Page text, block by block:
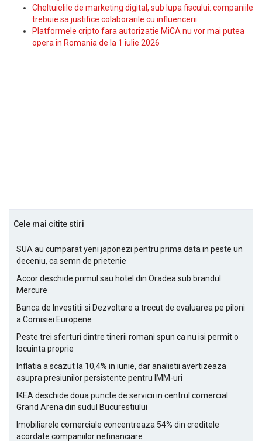
Cheltuielile de marketing digital, sub lupa fiscului: companiile
trebuie sa justifice colaborarile cu influencerii
Platformele cripto fara autorizatie MiCA nu vor mai putea
opera in Romania de la 1 iulie 2026
Cele mai citite stiri
SUA au cumparat yeni japonezi pentru prima data in peste un
deceniu, ca semn de prietenie
Accor deschide primul sau hotel din Oradea sub brandul
Mercure
Banca de Investitii si Dezvoltare a trecut de evaluarea pe piloni
a Comisiei Europene
Peste trei sferturi dintre tinerii romani spun ca nu isi permit o
locuinta proprie
Inflatia a scazut la 10,4% in iunie, dar analistii avertizeaza
asupra presiunilor persistente pentru IMM-uri
IKEA deschide doua puncte de servicii in centrul comercial
Grand Arena din sudul Bucurestiului
Imobiliarele comerciale concentreaza 54% din creditele
acordate companiilor nefinanciare